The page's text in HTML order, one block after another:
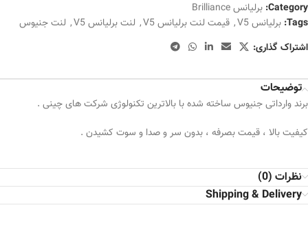
Category: برلیانس Brilliance
Tags: برلیانس V5 , قیمت لنت برلیانس V5 , لنت برلیانس V5 , لنت جنیوس
اشتراک گذاری:
توضیحات
برند وارداتی جنیوس ساخته شده با بالاترین تکنولوژی شرکت های چینی .
کیفیت بالا ، قیمت بصرفه ، بدون سر و صدا و سوت کشیدن .
نظرات (0)
Shipping & Delivery